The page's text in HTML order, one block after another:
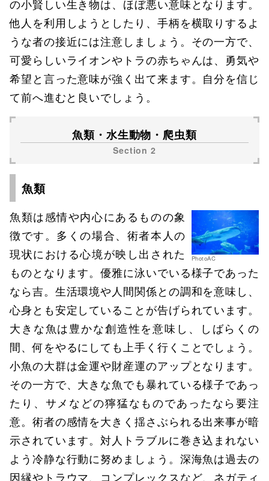
の小賢しい生き物は、ほぼ悪い意味となります。
他人を利用しようとしたり、手柄を横取りするよ
うな者の接近には注意しましょう。その一方で、
可愛らしいライオンやトラの赤ちゃんは、勇気や
希望と言った意味が強く出て来ます。自分を信じ
て前へ進むと良いでしょう。
魚類・水生動物・爬虫類
魚類
PhotoAC
魚類は感情や内心にあるものの象
徴です。多くの場合、術者本人の
現状における心境が映し出された
ものとなります。優雅に泳いでいる様子であった
なら吉。生活環境や人間関係との調和を意味し、
心身とも安定していることが告げられています。
大きな魚は豊かな創造性を意味し、しばらくの
間、何をやるにしても上手く行くことでしょう。
小魚の大群は金運や財産運のアップとなります。
その一方で、大きな魚でも暴れている様子であっ
たり、サメなどの獰猛なものであったなら要注
意。術者の感情を大きく揺さぶられる出来事が暗
示されています。対人トラブルに巻き込まれない
よう冷静な行動に努めましょう。深海魚は過去の
因縁やトラウマ、コンプレックスなど、ネガティ